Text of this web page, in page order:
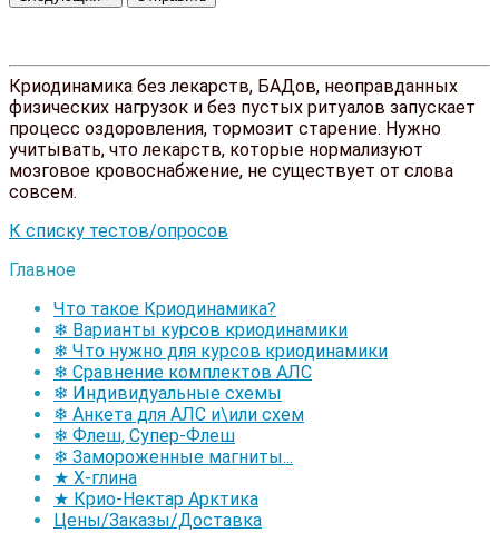
Криодинамика без лекарств, БАДов, неоправданных
физических нагрузок и без пустых ритуалов запускает
процесс оздоровления, тормозит старение. Нужно
учитывать, что лекарств, которые нормализуют
мозговое кровоснабжение, не существует от слова
совсем.
К списку тестов/опросов
Главное
Что такое Криодинамика?
❄ Варианты курсов криодинамики
❄ Что нужно для курсов криодинамики
❄ Сравнение комплектов АЛС
❄ Индивидуальные схемы
❄ Анкета для АЛС и\или схем
❄ Флеш, Супер-Флеш
❄ Замороженные магниты...
★ Х-глина
★ Крио-Нектар Арктика
Цены/Заказы/Доставка